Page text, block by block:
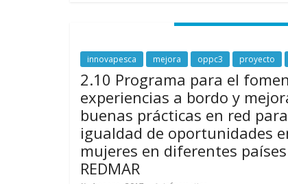
innovapesca mejora oppc3 proyecto
2.10 Programa para el
experiencias a bordo y
buenas prácticas en red
igualdad de oportunidades
mujeres en diferentes
REDMAR